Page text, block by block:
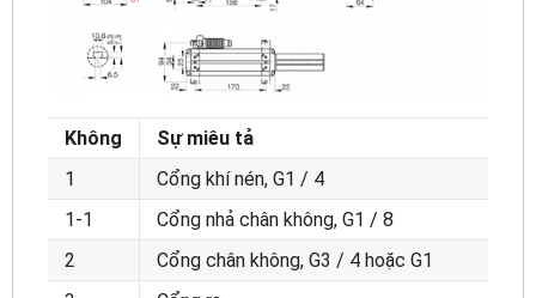
Không
Sự miêu tả
1
Cổng khí nén, G1 / 4
1-1
Cổng nhả chân không, G1 / 8
2
Cổng chân không, G3 / 4 hoặc G1